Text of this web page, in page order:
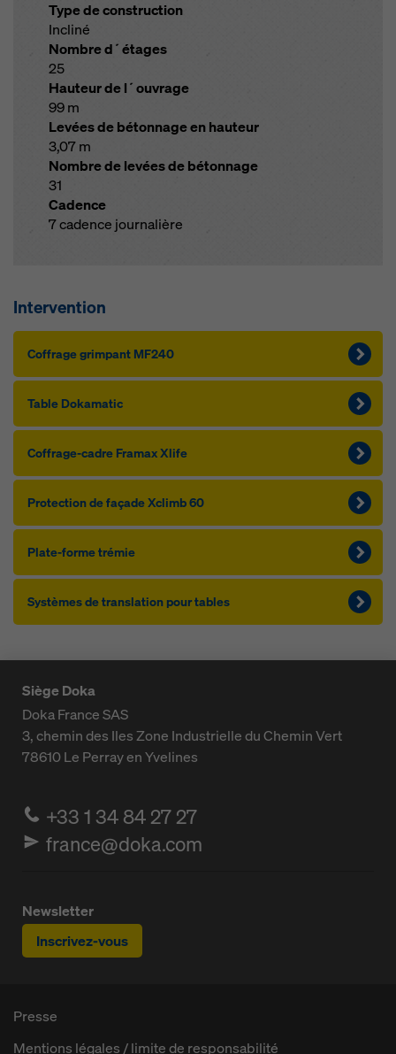
Type de construction
Incliné
Nombre d´étages
25
Hauteur de l´ouvrage
99 m
Levées de bétonnage en hauteur
3,07 m
Nombre de levées de bétonnage
31
Cadence
7 cadence journalière
Intervention
Cof­f­rage grim­pant MF240
Table Dokamatic
Cof­f­rage-cadre Framax Xlife
Pro­tec­tion de façade Xclimb 60
Plate-forme tré­m­ie
Sys­tèm­es de trans­la­tion pour tables
Siège Doka
Doka France SAS
3, chemin des IlesZone Industrielle du Chemin Vert
78610Le Perray en Yvelines
+33 1 34 84 27 27
france@doka.com
Newsletter
Inscrivez-vous
Presse
Mentions légales / limite de responsabilité